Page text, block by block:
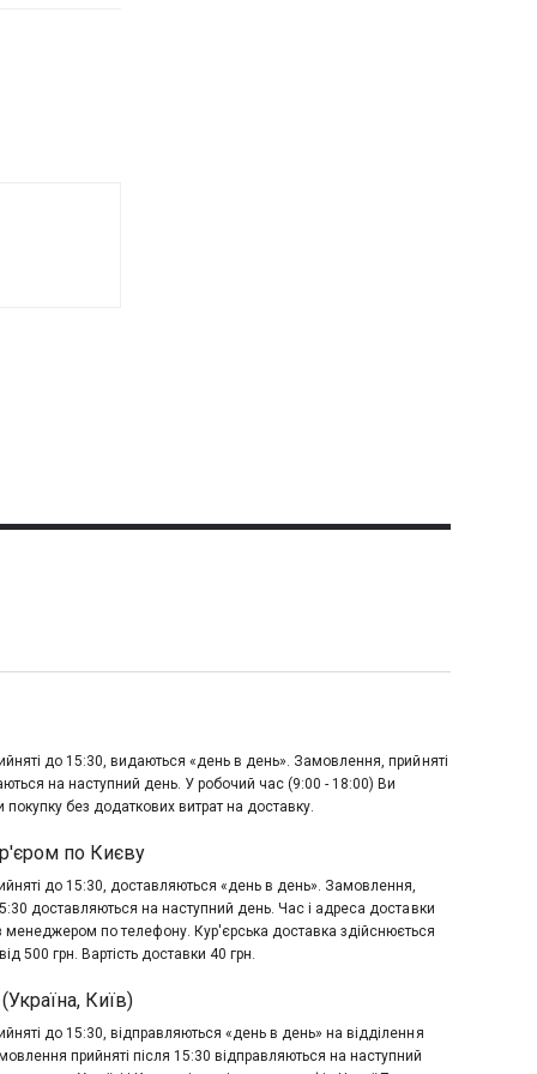
до 15:30, видаються «день в день». Замовлення, прийняті
на наступний день. У робочий час (9:00 - 18:00) Ви
без додаткових витрат на доставку.
по Києву
до 15:30, доставляються «день в день». Замовлення,
доставляються на наступний день. Час і адреса доставки
менеджером по телефону. Кур'єрська доставка здійснюється
500 грн. Вартість доставки 40 грн.
Київ)
до 15:30, відправляються «день в день» на відділення
прийняті після 15:30 відправляються на наступний